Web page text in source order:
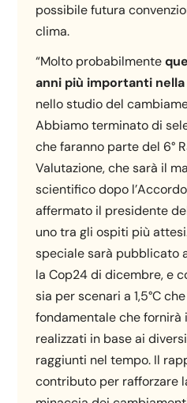
possibile futura
clima.
“Molto probabilmente
anni più importanti
nello studio del
Abbiamo terminato di
che faranno parte del 6°
Valutazione, che sarà il
scientifico dopo
affermato il presidente
uno tra gli ospiti più
speciale sarà pubblicato
la Cop24 di dicembre, e
sia per scenari a 1,5°C
fondamentale che fornirà
realizzati in base ai
raggiunti nel tempo. Il
contributo per rafforzare